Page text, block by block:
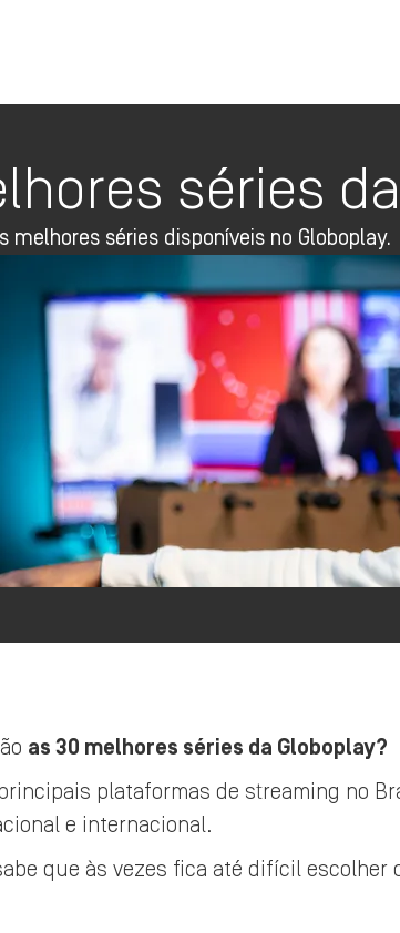
séries
séries disponíveis no Globoplay.
as 30 melhores séries da Globoplay?
plataformas de streaming no
e internacional.
que às vezes fica até difícil escolher